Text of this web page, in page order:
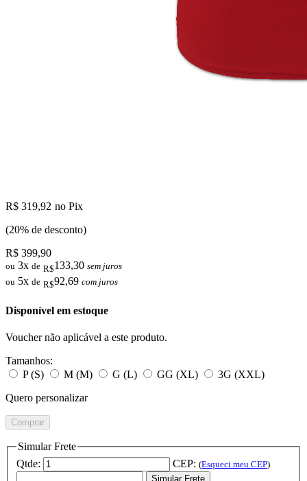
R$ 319,92 no Pix
(20% de desconto)
R$ 399,90
ou 3x de R$133,30 sem juros
ou 5x de R$92,69 com juros
Disponível em estoque
Voucher não aplicável a este produto.
Tamanhos:
P (S)
M (M) G (L) GG (XL)
3G (XXL)
Quero personalizar
Comprar
Simular Frete
Qtde:
CEP: (Esqueci meu CEP)
Simular Frete